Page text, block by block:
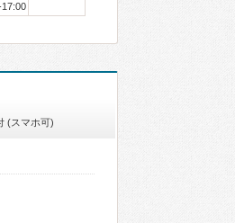
(スマホ可)